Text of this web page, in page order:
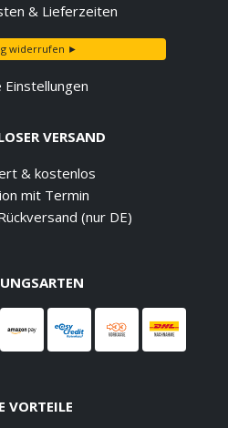
& Lieferzeiten
widerrufen ►
Einstellungen
VERSAND
& kostenlos
mit Termin
(nur DE)
VORTEILE